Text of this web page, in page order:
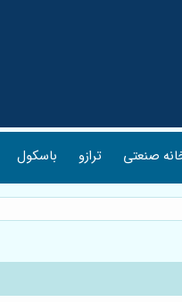
صنعتی ترازو باسکول